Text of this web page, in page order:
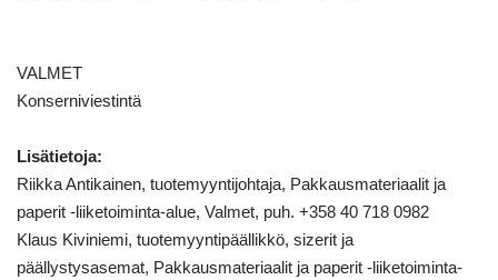
VALMET
Konserniviestintä
Lisätietoja:
Riikka Antikainen, tuotemyyntijohtaja, Pakkausmateriaalit ja
paperit -liiketoiminta-alue, Valmet, puh. +358 40 718 0982
Klaus Kiviniemi, tuotemyyntipäällikkö, sizerit ja
päällystysasemat, Pakkausmateriaalit ja paperit -liiketoiminta-